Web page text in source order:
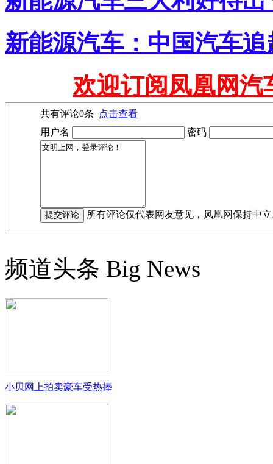
新能源汽车：中国汽车
欢迎订阅凤凰网汽
共有评论0条
点击查看
用户名
密码
所有评论仅代表网友意见，凤凰网保持中
频道头条 Big News
小贝网上拍卖豪车受热捧